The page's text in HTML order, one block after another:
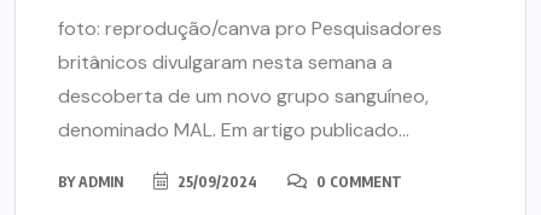
foto: reprodução/canva pro Pesquisadores
britânicos divulgaram nesta semana a
descoberta de um novo grupo sanguíneo,
denominado MAL. Em artigo publicado...
BYADMIN 25/09/2024 0 COMMENT